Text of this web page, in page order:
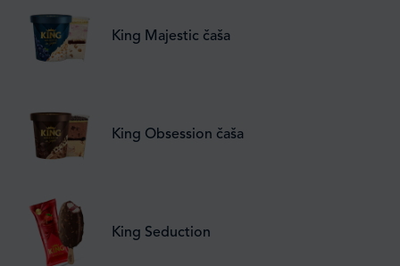
King Majestic čaša
King Obsession čaša
King Seduction